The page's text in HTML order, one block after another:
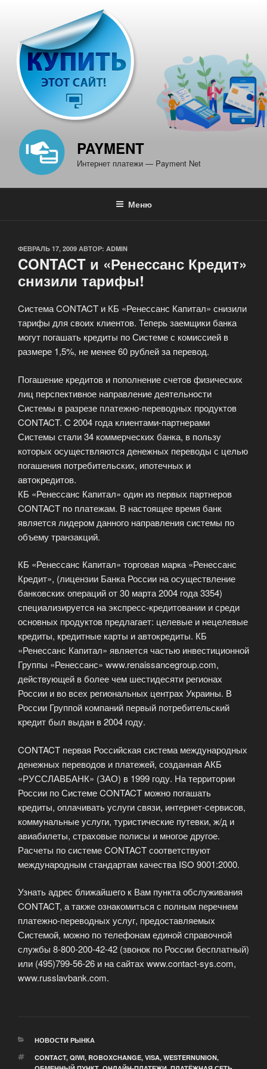
содержимому
PAYMENT
Интернет платежи — Payment Net
Меню
ОПУБЛИКОВАНО
ФЕВРАЛЬ 17, 2009 АВТОР: ADMIN
CONTACT и «Ренессанс Кредит»
снизили тарифы!
Cистема CONTACT и КБ «Ренессанс Капитал» снизили
тарифы для своих клиентов. Теперь заемщики банка
могут погашать кредиты по Системе с комиссией в
размере 1,5%, не менее 60 рублей за перевод.
Погашение кредитов и пополнение счетов физических
лиц перспективное направление деятельности
Системы в разрезе платежно-переводных продуктов
CONTACT. С 2004 года клиентами-партнерами
Системы стали 34 коммерческих банка, в пользу
которых осуществляются денежных переводы с целью
погашения потребительских, ипотечных и
автокредитов.
КБ «Ренессанс Капитал» один из первых партнеров
CONTACT по платежам. В настоящее время банк
является лидером данного направления системы по
объему транзакций.
КБ «Ренессанс Капитал» торговая марка «Ренессанс
Кредит», (лицензии Банка России на осуществление
банковских операций от 30 марта 2004 года 3354)
специализируется на экспресс-кредитовании и среди
основных продуктов предлагает: целевые и нецелевые
кредиты, кредитные карты и автокредиты. КБ
«Ренессанс Капитал» является частью инвестиционной
Группы «Ренессанс» www.renaissancegroup.com,
действующей в более чем шестидесяти регионах
России и во всех региональных центрах Украины. В
России Группой компаний первый потребительский
кредит был выдан в 2004 году.
CONTACT первая Российская система международных
денежных переводов и платежей, созданная АКБ
«РУССЛАВБАНК» (ЗАО) в 1999 году. На территории
России по Системе CONTACT можно погашать
кредиты, оплачивать услуги связи, интернет-сервисов,
коммунальные услуги, туристические путевки, ж/д и
авиабилеты, страховые полисы и многое другое.
Расчеты по системе CONTACT соответствуют
международным стандартам качества ISO 9001:2000.
Узнать адрес ближайшего к Вам пункта обслуживания
CONTACT, а также ознакомиться с полным перечнем
платежно-переводных услуг, предоставляемых
Системой, можно по телефонам единой справочной
службы 8-800-200-42-42 (звонок по России бесплатный)
или (495)799-56-26 и на сайтах www.contact-sys.com,
www.russlavbank.com.
РУБРИКИ
НОВОСТИ РЫНКА
МЕТКИ
CONTACT, QIWI, ROBOXCHANGE, VISA, WESTERNUNION,